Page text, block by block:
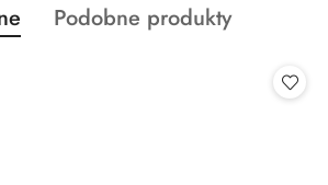
produktów
Produkty
Podobne produkty